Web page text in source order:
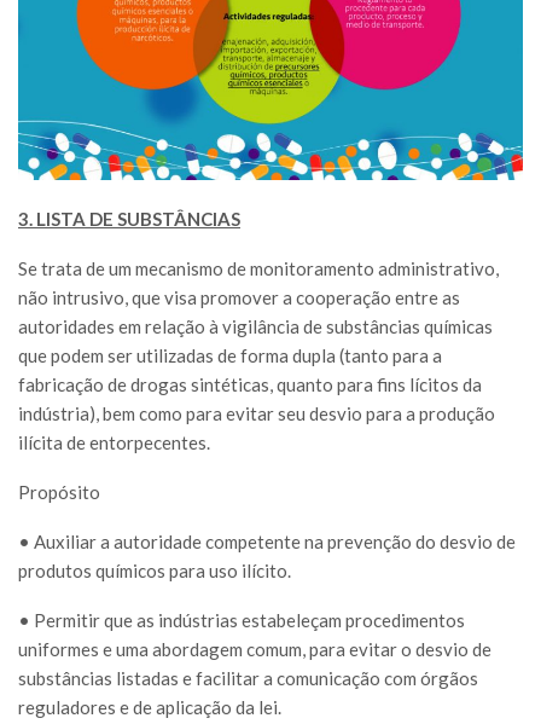
3. LISTA DE SUBSTÂNCIAS
Se trata de um mecanismo de monitoramento administrativo,
não intrusivo, que visa promover a cooperação entre as
autoridades em relação à vigilância de substâncias químicas
que podem ser utilizadas de forma dupla (tanto para a
fabricação de drogas sintéticas, quanto para fins lícitos da
indústria), bem como para evitar seu desvio para a produção
ilícita de entorpecentes.
Propósito
• Auxiliar a autoridade competente na prevenção do desvio de
produtos químicos para uso ilícito.
• Permitir que as indústrias estabeleçam procedimentos
uniformes e uma abordagem comum, para evitar o desvio de
substâncias listadas e facilitar a comunicação com órgãos
reguladores e de aplicação da lei.